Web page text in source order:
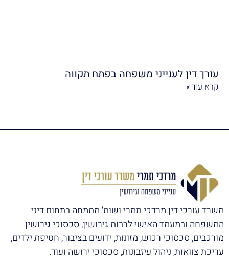
עורך דין לענייני משפחה בפתח תקווה
קרא עוד »
משרד עורכי דין מרדכי תמרי ושות' מתמחה בתחום דיני
המשפחה ובמעמד האישי לרבות גירושין, סכסוכי גירושין
מורכבים, סכסוכי רכוש, מזונות, ידועים בציבור, חטיפת ילדים,
עריכת צוואות, ניהול עיזבונות, סכסוכי ירושה ועוד.